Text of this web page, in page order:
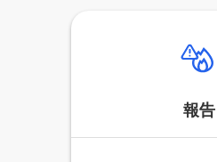
報告